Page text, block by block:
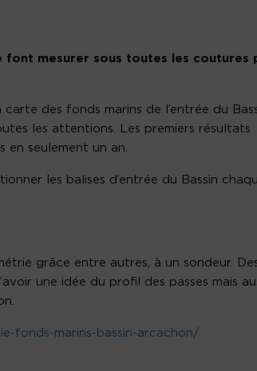
font mesurer sous toutes les coutures
des fonds marins de l’entrée du
les attentions. Les premiers résultats
en seulement un an.
les balises d’entrée du Bassin
grâce entre autres, à un sondeur.
une idée du profil des passes mais
fonds-marins-bassin-arcachon/